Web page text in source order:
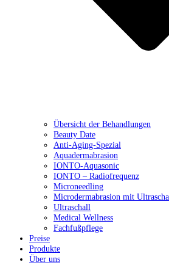
Übersicht der Behandlungen
Beauty Date
Anti-Aging-Spezial
Aquadermabrasion
IONTO-Aquasonic
IONTO – Radiofrequenz
Microneedling
Microdermabrasion mit
Ultraschall
Medical Wellness
Fachfußpflege
Preise
Produkte
Über uns